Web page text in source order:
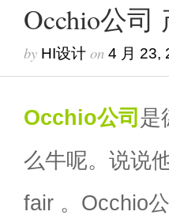
Occhio公司
by HI设计 on 4 月 23,
Occhio公司 是
么牛呢。说说
fair 。Occhio